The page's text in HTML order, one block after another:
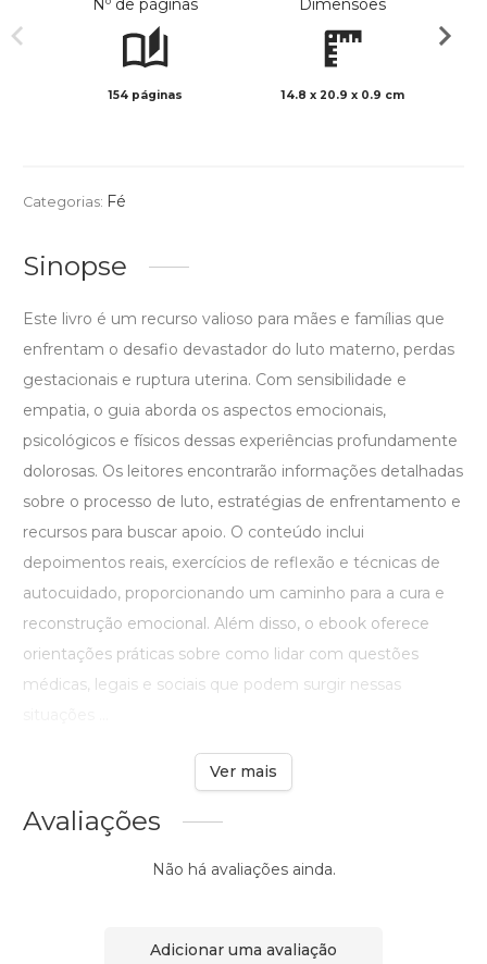
Nº de páginas
154 páginas
Dimensões
14.8 x 20.9 x 0.9 cm
Categorias: Fé
Sinopse
Este livro é um recurso valioso para mães e famílias que
enfrentam o desafio devastador do luto materno, perdas
gestacionais e ruptura uterina. Com sensibilidade e
empatia, o guia aborda os aspectos emocionais,
psicológicos e físicos dessas experiências profundamente
dolorosas. Os leitores encontrarão informações detalhadas
sobre o processo de luto, estratégias de enfrentamento e
recursos para buscar apoio. O conteúdo inclui
depoimentos reais, exercícios de reflexão e técnicas de
autocuidado, proporcionando um caminho para a cura e
reconstrução emocional. Além disso, o ebook oferece
orientações práticas sobre como lidar com questões
médicas, legais e sociais que podem surgir nessas
Ver mais
Avaliações
Não há avaliações ainda.
Adicionar uma avaliação